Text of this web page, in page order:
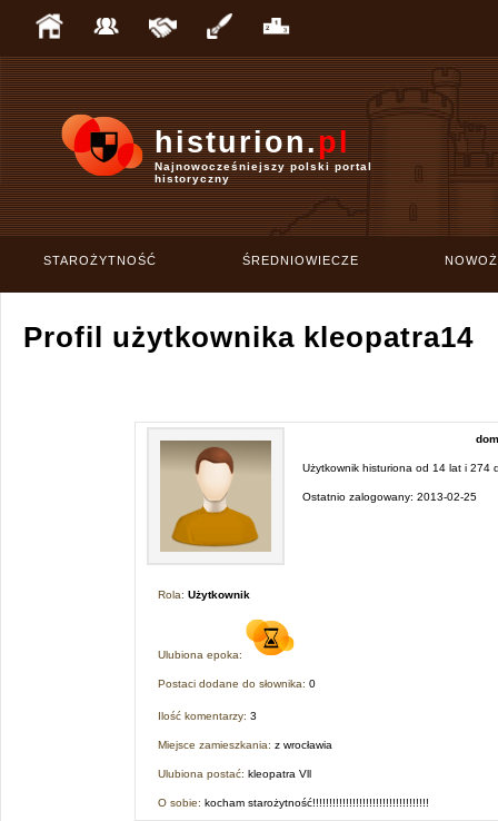
histurion.pl
Najnowocześniejszy polski portal
historyczny
STAROŻYTNOŚĆ ŚREDNIOWIECZE
Profil użytkownika kleopatra14
Użytkownik histuriona od 14 lat i 274
Ostatnio zalogowany: 2013-02-25
Rola: Użytkownik
Ulubiona epoka:
Postaci dodane do słownika: 0
Ilość komentarzy: 3
Miejsce zamieszkania: z wrocławia
Ulubiona postać: kleopatra Vll
O sobie: kocham starożytność!!!!!!!!!!!!!!!!!!!!!!!!!!!!!!!!!!!